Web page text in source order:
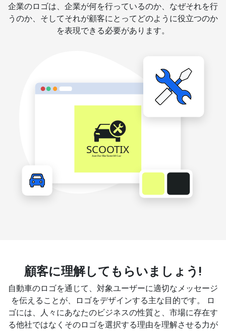
企業のロゴは、企業が何を行っているのか、なぜそれを行
うのか、そしてそれが顧客にとってどのように役立つのか
を表現できる必要があります。
顧客に理解してもらいましょう!
自動車のロゴを通じて、対象ユーザーに適切なメッセージ
を伝えることが、ロゴをデザインする主な目的です。 ロ
ゴには、人々にあなたのビジネスの性質と、市場に存在す
る他社ではなくそのロゴを選択する理由を理解させる力が